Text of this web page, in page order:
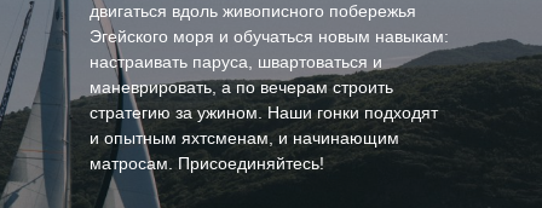
двигаться вдоль живописного побережья
Эгейского моря и обучаться новым навыкам:
настраивать паруса, швартоваться и
маневрировать, а по вечерам строить
стратегию за ужином. Наши гонки подходят
и опытным яхтсменам, и начинающим
матросам. Присоединяйтесь!